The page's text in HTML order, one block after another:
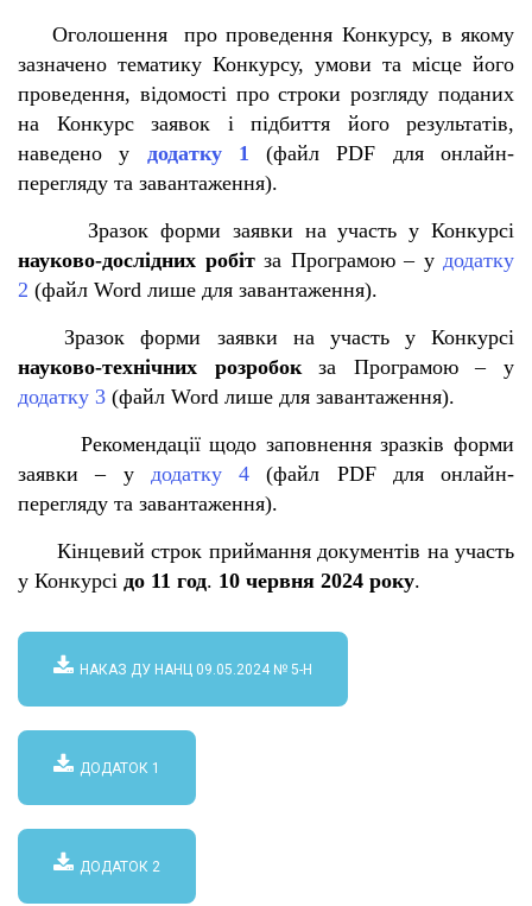
Оголошення про проведення Конкурсу, в якому
зазначено тематику Конкурсу, умови та місце його
проведення, відомості про строки розгляду поданих
на Конкурс заявок і підбиття його результатів,
наведено у додатку 1
(файл PDF для онлайн-
перегляду та завантаження).
Зразок форми заявки на участь у Конкурсі
науково-дослідних робітза Програмою – у додатку
2 (файл Word лише для завантаження).
Зразок форми заявки на участь у Конкурсі
науково-технічних розробокза Програмою – у
додатку 3 (файл Word лише для завантаження).
Рекомендації щодо заповнення зразків форми
заявки – у додатку 4
(файл PDF для онлайн-
перегляду та завантаження).
Кінцевий строк приймання документів на участь
у Конкурсі до 11 год. 10 червня 2024 року.
НАКАЗ ДУ НАНЦ 09.05.2024 № 5-Н
ДОДАТОК 1
ДОДАТОК 2